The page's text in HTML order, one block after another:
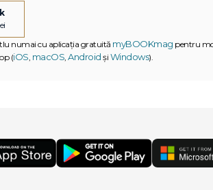
numai cu aplicația gratuită myBOOKmag pentru
(iOS macOS Android și Windows).